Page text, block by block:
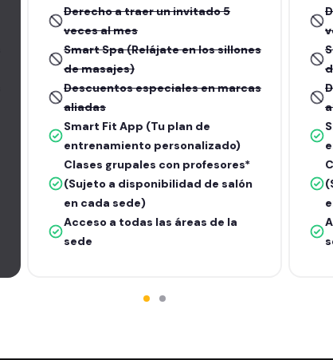
Derecho a traer un invitado 5
veces al mes
Smart Spa (Relájate en los sillones
de masajes)
Descuentos especiales en marcas
aliadas
Smart Fit App (Tu plan de
entrenamiento personalizado)
Clases grupales con profesores*
(Sujeto a disponibilidad de salón
en cada sede)
Acceso a todas las áreas de la
sede